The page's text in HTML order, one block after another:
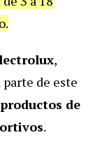
,
de este
de
.